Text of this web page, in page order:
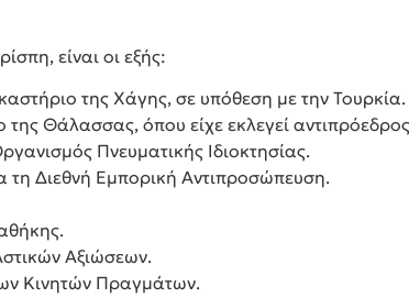
είναι οι εξής:
της Χάγης, σε υπόθεση με την Τουρκία.
της Θάλασσας, όπου είχε εκλεγεί
Πνευματικής Ιδιοκτησίας.
τη Διεθνή Εμπορική Αντιπροσώπευση.
Αξιώσεων.
Κινητών Πραγμάτων.